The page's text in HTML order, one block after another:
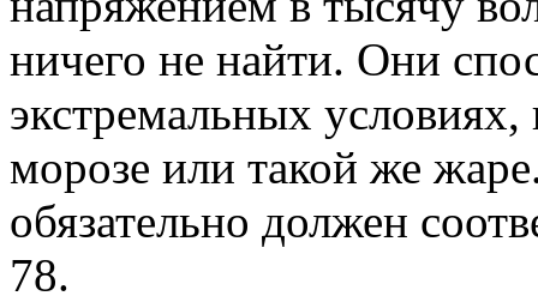
ничего не найти. Они
экстремальных
морозе или такой же
обязательно должен
78.